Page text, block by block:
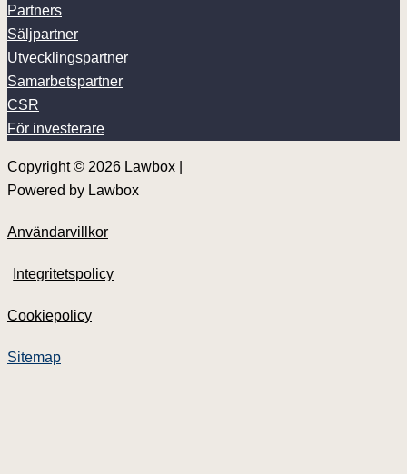
Partners
Säljpartner
Utvecklingspartner
Samarbetspartner
CSR
För investerare
Copyright © 2026 Lawbox |
Powered by Lawbox
Användarvillkor
Integritetspolicy
Cookiepolicy
Sitemap